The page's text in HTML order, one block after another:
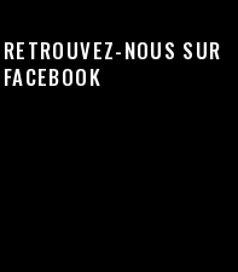
RETROUVEZ-NOUS SUR
FACEBOOK